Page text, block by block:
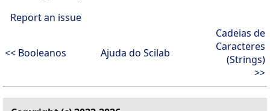
Report an issue
<< Booleanos Ajuda do Scilab
Cadeias de
Caracteres
(Strings)
>>